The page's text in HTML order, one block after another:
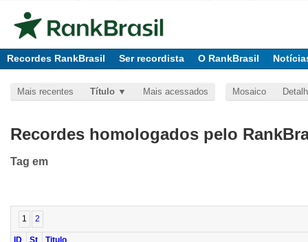
Recordes RankBrasil Ser recordista O RankBrasil
Mais recentes Título Mais acessados Mosaico
Recordes homologados pelo
Tag em
1 2